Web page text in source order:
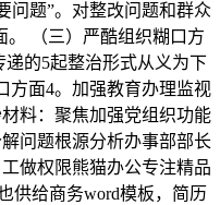
问题”。对整改问题和群众
。 （三）严酷组织糊口方
的5起整治形式从义为下
方面4。加强教育办理监视
料：聚焦加强党组织功能
问题根源分析办事部部长
做权限熊猫办公专注精品
供给商务word模板，简历